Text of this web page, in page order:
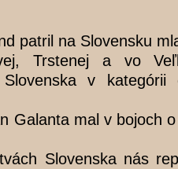
patril na Slovensku
Trstenej a vo
Slovenska v kategórii
Galanta mal v bojoch
Slovenska nás